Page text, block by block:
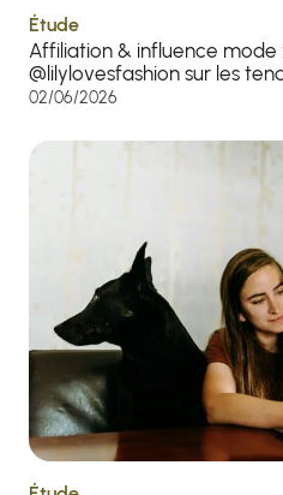
Étude
Affiliation & influence mode
@lilylovesfashion sur les
02/06/2026